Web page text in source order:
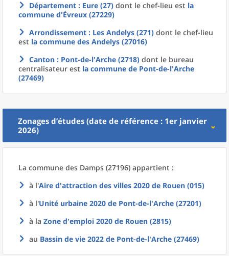
Département : Eure (27) dont le chef-lieu est la
commune d'Évreux (27229)
Arrondissement : Les Andelys (271) dont le chef-lieu
est la commune des Andelys (27016)
Canton : Pont-de-l'Arche (2718) dont le bureau
centralisateur est la commune de Pont-de-l'Arche
(27469)
Zonages d’études (date de référence : 1er janvier
2026)
La commune des Damps (27196) appartient :
à l'Aire d'attraction des villes 2020 de Rouen (015)
à l'Unité urbaine 2020 de Pont-de-l'Arche (27201)
à la Zone d'emploi 2020 de Rouen (2815)
au Bassin de vie 2022 de Pont-de-l'Arche (27469)